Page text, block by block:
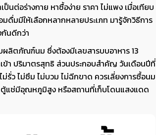
นต่อร่างกาย หาซื้อง่าย ราคา ไม่แพง เมื่อเทียบ
มมีให้เลือกหลากหลายประเภท มารู้จักวิธีการ
กันดีกว่า
ลิตภัณฑ์นม ซึ่งต้องมีเลขสารบบอาหาร 13
า ปริมาตรสุทธิ ส่วนประกอบสำคัญ วันเดือนปีที่
รั่ว ไม่ซึม ไม่บวม ไม่ฉีกขาด ควรเลี่ยงการซื้อนม
ตู้แช่มีอุณหภูมิสูง หรือสถานที่เก็บโดนแสงแดด